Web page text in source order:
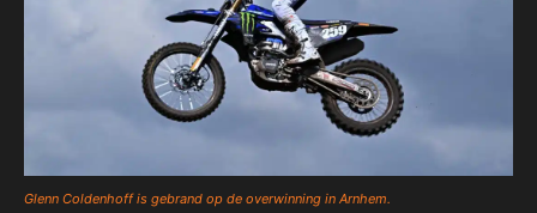
Glenn Coldenhoff is gebrand op de overwinning in Arnhem.